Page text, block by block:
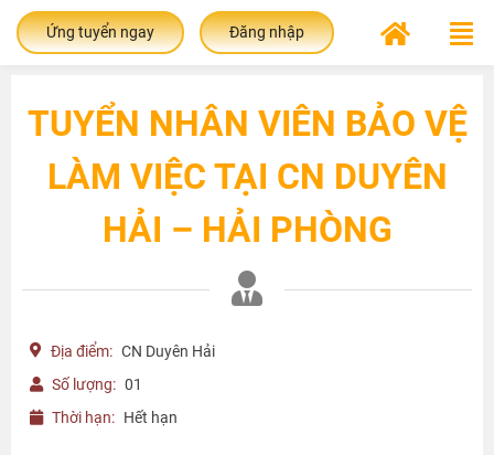
Ứng tuyển ngay Đăng nhập
TUYỂN NHÂN VIÊN BẢO VỆ
LÀM VIỆC TẠI CN DUYÊN
HẢI – HẢI PHÒNG
Địa điểm: CN Duyên Hải
Số lượng: 01
Thời hạn: Hết hạn